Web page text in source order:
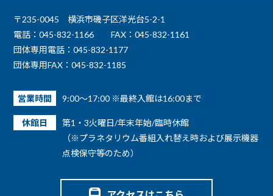
〒235-0045 横浜市磯子区洋光台5-2-1
電話：045-832-1166
FAX：045-832-1161
団体専用電話：045-832-1177
団体専用FAX：045-832-1185
営業時間 9:00～17:00 ※最終入館は16:00まで
休館日
第1・3火曜日/年末年始/臨時休館
（※プラネタリウム番組入れ替え時および展示機器
点検保守等のため）